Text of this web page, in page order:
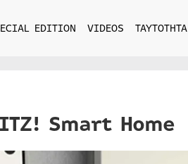
EDITION VIDEOS ΤΑΥΤΟΤΗΤΑ
Smart Home